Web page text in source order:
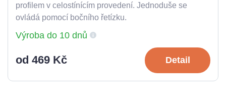
profilem v celostínícím provedení. Jednoduše se
ovládá pomocí bočního řetízku.
Výroba do 10 dnů
od 469 Kč Detail